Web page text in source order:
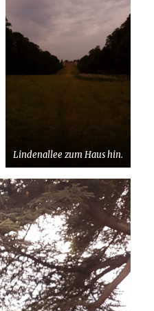
Lindenallee zum Haus hin.